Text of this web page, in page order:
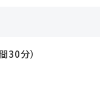
30分）